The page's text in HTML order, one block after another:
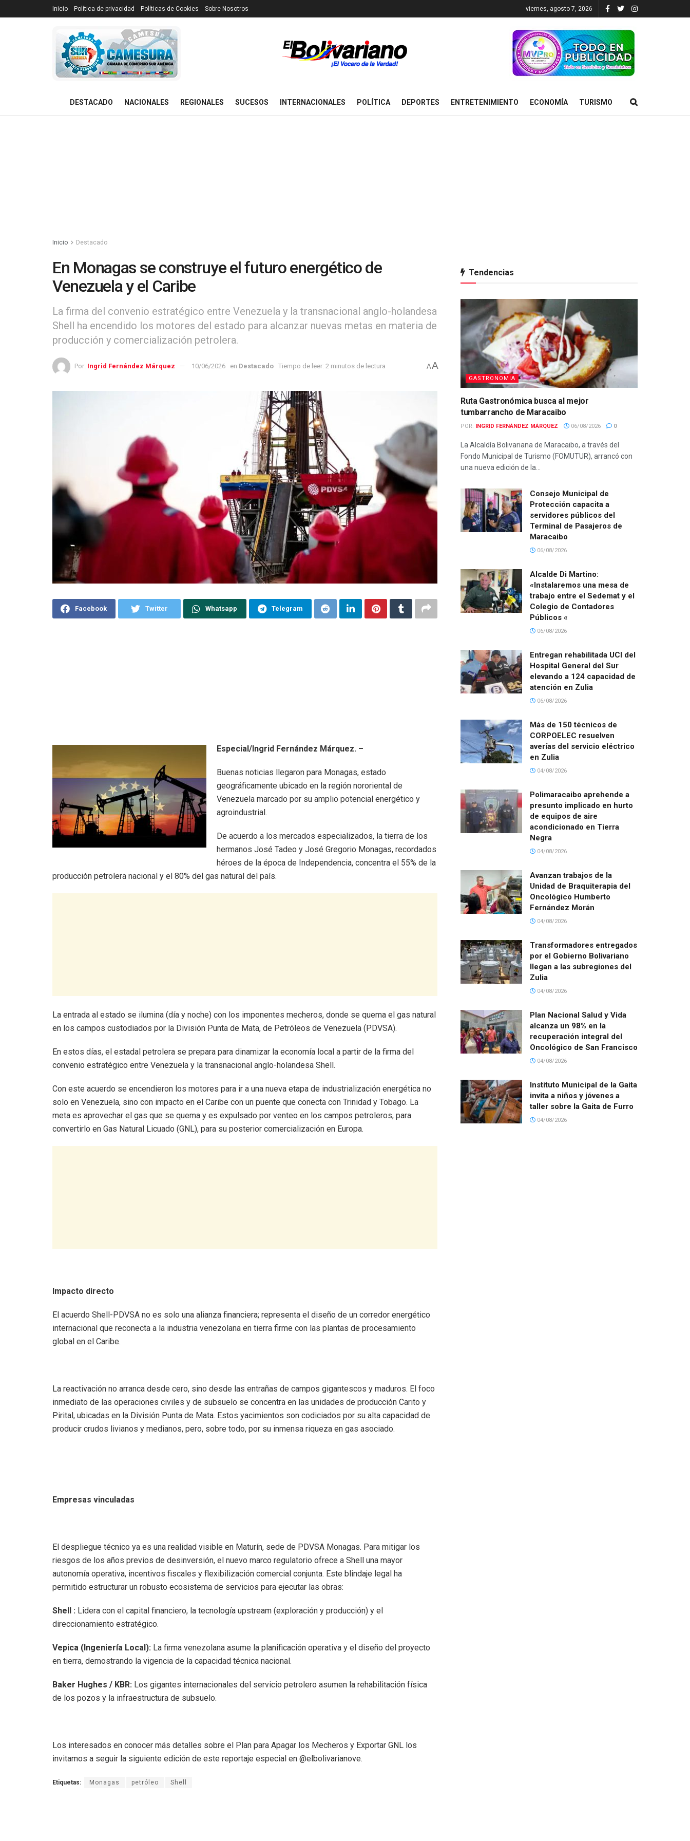
Inicio Política de privacidad Políticas de Cookies Sobre Nosotros viernes, agosto 7, 2026
DESTACADO NACIONALES REGIONALES SUCESOS INTERNACIONALES POLÍTICA DEPORTES ENTRETENIMIENTO ECONOMÍA TURISMO
Inicio Destacado
En Monagas se construye el futuro energético de
Venezuela y el Caribe
La firma del convenio estratégico entre Venezuela y la transnacional anglo-holandesa
Shell ha encendido los motores del estado para alcanzar nuevas metas en materia de
producción y comercialización petrolera.
Por: Ingrid Fernández Márquez 10/06/2026 en Destacado Tiempo de leer: 2 minutos de lectura AA
Facebook Twitter Whatsapp Telegram
Especial/Ingrid Fernández Márquez. –
​Buenas noticias llegaron para Monagas, estado
geográficamente ubicado en la región nororiental de
Venezuela marcado por su amplio potencial energético y
agroindustrial.
De acuerdo a los mercados especializados, la tierra de los
hermanos José Tadeo y José Gregorio Monagas, recordados
héroes de la época de Independencia, concentra el 55% de la
producción petrolera nacional y el 80% del gas natural del país.
La entrada al estado se ilumina (día y noche) con los imponentes mecheros, donde se quema el gas natural
en los campos custodiados por la División Punta de Mata, de Petróleos de Venezuela (PDVSA).
En estos días, el estadal petrolera se prepara para dinamizar la economía local a partir de la firma del
convenio estratégico entre Venezuela y la transnacional anglo-holandesa Shell.
Con este acuerdo se encendieron los motores para ir a una nueva etapa de industrialización energética no
solo en Venezuela, sino con impacto en el Caribe con un puente que conecta con Trinidad y Tobago. La
meta es aprovechar el gas que se quema y es expulsado por venteo en los campos petroleros, para
convertirlo en Gas Natural Licuado (GNL), para su posterior comercialización en Europa.
Impacto directo
​El acuerdo Shell-PDVSA no es solo una alianza financiera; representa el diseño de un corredor energético
internacional que reconecta a la industria venezolana en tierra firme con las plantas de procesamiento
global en el Caribe.
​La reactivación no arranca desde cero, sino desde las entrañas de campos gigantescos y maduros. El foco
inmediato de las operaciones civiles y de subsuelo se concentra en las unidades de producción Carito y
Pirital, ubicadas en la División Punta de Mata. Estos yacimientos son codiciados por su alta capacidad de
producir crudos livianos y medianos, pero, sobre todo, por su inmensa riqueza en gas asociado.
Empresas vinculadas
​El despliegue técnico ya es una realidad visible en Maturín, sede de PDVSA Monagas. Para mitigar los
riesgos de los años previos de desinversión, el nuevo marco regulatorio ofrece a Shell una mayor
autonomía operativa, incentivos fiscales y flexibilización comercial conjunta. Este blindaje legal ha
permitido estructurar un robusto ecosistema de servicios para ejecutar las obras:
​Shell : Lidera con el capital financiero, la tecnología upstream (exploración y producción) y el
direccionamiento estratégico.
​Vepica (Ingeniería Local): La firma venezolana asume la planificación operativa y el diseño del proyecto
en tierra, demostrando la vigencia de la capacidad técnica nacional.
​Baker Hughes / KBR: Los gigantes internacionales del servicio petrolero asumen la rehabilitación física
de los pozos y la infraestructura de subsuelo.
Los interesados en conocer más detalles sobre el Plan para Apagar los Mecheros y Exportar GNL los
invitamos a seguir la siguiente edición de este reportaje especial en @elbolivarianove.
Etiquetas: Monagas petróleo Shell
Tendencias
GASTRONOMIA
Ruta Gastronómica busca al mejor
tumbarrancho de Maracaibo
POR: INGRID FERNÁNDEZ MÁRQUEZ 06/08/2026 0
La Alcaldía Bolivariana de Maracaibo, a través del
Fondo Municipal de Turismo (FOMUTUR), arrancó con
una nueva edición de la...
Consejo Municipal de
Protección capacita a
servidores públicos del
Terminal de Pasajeros de
Maracaibo
06/08/2026
Alcalde Di Martino:
«Instalaremos una mesa de
trabajo entre el Sedemat y el
Colegio de Contadores
Públicos «
06/08/2026
Entregan rehabilitada UCI del
Hospital General del Sur
elevando a 124 capacidad de
atención en Zulia
06/08/2026
Más de 150 técnicos de
CORPOELEC resuelven
averías del servicio eléctrico
en Zulia
04/08/2026
Polimaracaibo aprehende a
presunto implicado en hurto
de equipos de aire
acondicionado en Tierra
Negra
04/08/2026
Avanzan trabajos de la
Unidad de Braquiterapia del
Oncológico Humberto
Fernández Morán
04/08/2026
Transformadores entregados
por el Gobierno Bolivariano
llegan a las subregiones del
Zulia
04/08/2026
Plan Nacional Salud y Vida
alcanza un 98% en la
recuperación integral del
Oncológico de San Francisco
04/08/2026
Instituto Municipal de la Gaita
invita a niños y jóvenes a
taller sobre la Gaita de Furro
04/08/2026